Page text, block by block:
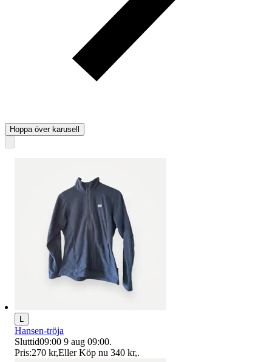
Hoppa över karusell
Hansen-tröja
Sluttid09:00 9 aug 09:00.
Pris:270 kr,Eller Köp nu 340 kr,.